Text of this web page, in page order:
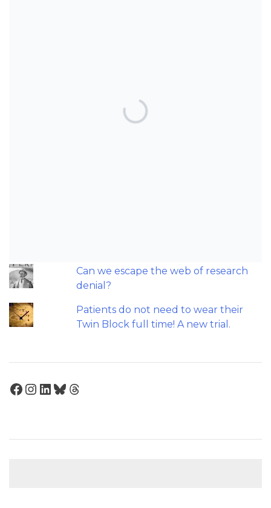
TOP POSTS & PAGES
Can AI really be used for orthodontic
Can we escape the web of research
denial?
Patients do not need to wear their
Twin Block full time! A new trial.
Facebook
Instagram
LinkedIn
Bluesky
Threads